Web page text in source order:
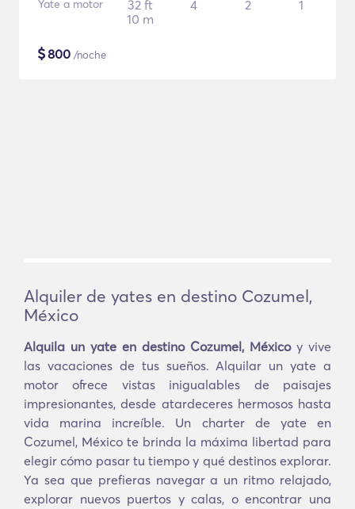
Yate a motor
32 ft
10 m
4 2 1
$800 /noche
Alquiler de yates en destino Cozumel,
México
Alquila un yate en destino Cozumel, Méxicoy vive
las vacaciones de tus sueños. Alquilar un yate a
motor ofrece vistas inigualables de paisajes
impresionantes, desde atardeceres hermosos hasta
vida marina increíble. Un charter de yate en
Cozumel, México te brinda la máxima libertad para
elegir cómo pasar tu tiempo y qué destinos explorar.
Ya sea que prefieras navegar a un ritmo relajado,
explorar nuevos puertos y calas, o encontrar una